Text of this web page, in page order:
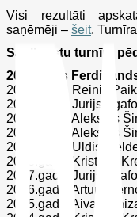
Visi rezultāti
saņēmēji – šeit.
Saulkrastu turnīra
2025.gads
2024.gads. Reinis
2023.gads. Jurijs
2022.gads. Aleksejs
2020.gads. Aleksejs
2019.gads. Uldis
2018.gads. Kristaps
2017.gads. Jurijs
2016.gads. Arturs
2015.gads. Aivars